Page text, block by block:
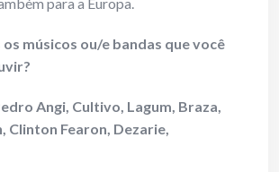
os músicos ou/e bandas que você
Angi, Cultivo, Lagum, Braza,
Clinton Fearon, Dezarie,